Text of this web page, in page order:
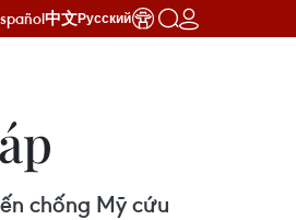
中文Русский
chống Mỹ cứu